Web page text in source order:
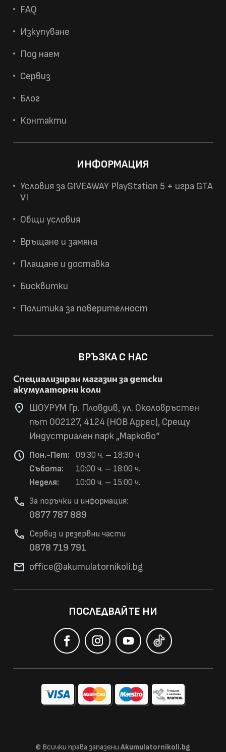
FAQ
Изкупуване
Под наем
Сервиз
Блог
Контакти
ИНФОРМАЦИЯ
Условия за GIVEAWAY PlayStation 5 + игра GTA
VI
Общи условия
Връщане и замяна
Плащане и доставка
Бисквитки
Политика за поверителност
ВРЪЗКА С НАС
Специализиран магазин за детски
акумулаторни коли
location_on
ШОУРУМ Гр. Пловдив, ул. Околовръстен
път 002127, 4124 (НОВ Адрес), Срещу
Индустриален парк „Марково“
schedule Пон.-Пет:
09:30 ч. – 18:30 ч.
Събота:
10:00 ч. – 18:00 ч.
Неделя:
10:00 ч. – 15:00 ч.
За поръчки и информация:
phone
0877 787 889
Сервиз и резервни части
phone
0878 719 791
mail office@akumulatornikoli.bg
ПОСЛЕДВАЙТЕ НИ
© Всички права запазени Akumulatornikoli.bg